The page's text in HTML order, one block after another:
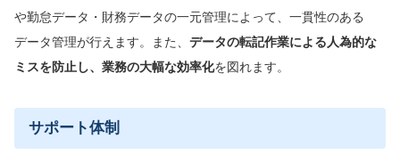
や勤怠データ・財務データの一元管理によって、一貫性のある
データ管理が行えます。また、 データの転記作業による人為的な
ミスを防止し、業務の大幅な効率化を図れます。
サポート体制